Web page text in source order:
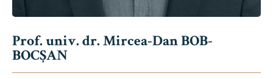
Prof. univ. dr. Mircea-Dan BOB-
BOCȘAN